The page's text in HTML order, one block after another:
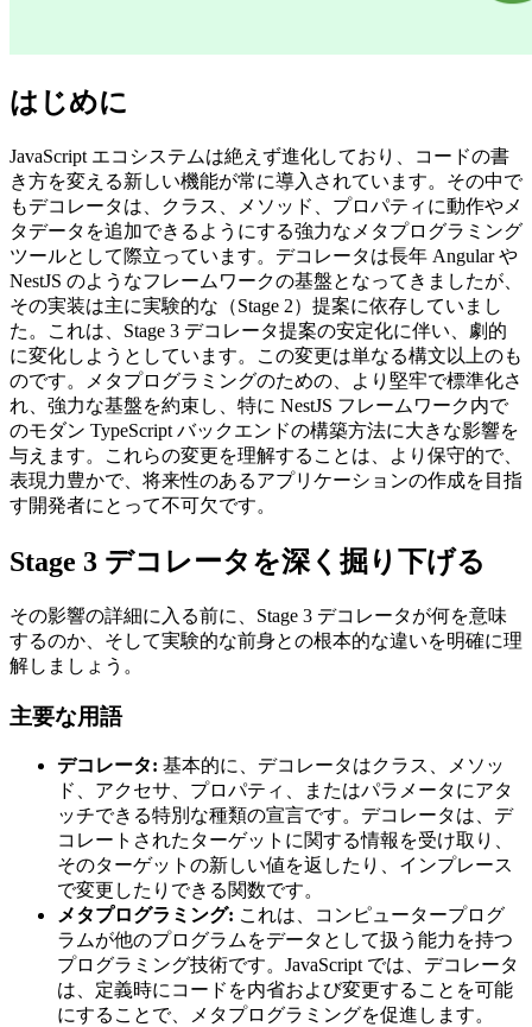
はじめに
JavaScript エコシステムは絶えず進化しており、コードの書
き方を変える新しい機能が常に導入されています。その中で
もデコレータは、クラス、メソッド、プロパティに動作やメ
タデータを追加できるようにする強力なメタプログラミング
ツールとして際立っています。デコレータは長年 Angular や
NestJS のようなフレームワークの基盤となってきましたが、
その実装は主に実験的な（Stage 2）提案に依存していまし
た。これは、Stage 3 デコレータ提案の安定化に伴い、劇的
に変化しようとしています。この変更は単なる構文以上のも
のです。メタプログラミングのための、より堅牢で標準化さ
れ、強力な基盤を約束し、特に NestJS フレームワーク内で
のモダン TypeScript バックエンドの構築方法に大きな影響を
与えます。これらの変更を理解することは、より保守的で、
表現力豊かで、将来性のあるアプリケーションの作成を目指
す開発者にとって不可欠です。
Stage 3 デコレータを深く掘り下げる
その影響の詳細に入る前に、Stage 3 デコレータが何を意味
するのか、そして実験的な前身との根本的な違いを明確に理
解しましょう。
主要な用語
デコレータ: 基本的に、デコレータはクラス、メソッ
ド、アクセサ、プロパティ、またはパラメータにアタ
ッチできる特別な種類の宣言です。デコレータは、デ
コレートされたターゲットに関する情報を受け取り、
そのターゲットの新しい値を返したり、インプレース
で変更したりできる関数です。
メタプログラミング: これは、コンピュータープログ
ラムが他のプログラムをデータとして扱う能力を持つ
プログラミング技術です。JavaScript では、デコレータ
は、定義時にコードを内省および変更することを可能
にすることで、メタプログラミングを促進します。